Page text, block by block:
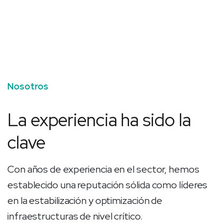
Nosotros
La experiencia ha sido la
clave
Con años de experiencia en el sector, hemos
establecido una reputación sólida como líderes
en la estabilización y optimización de
infraestructuras de nivel crítico.